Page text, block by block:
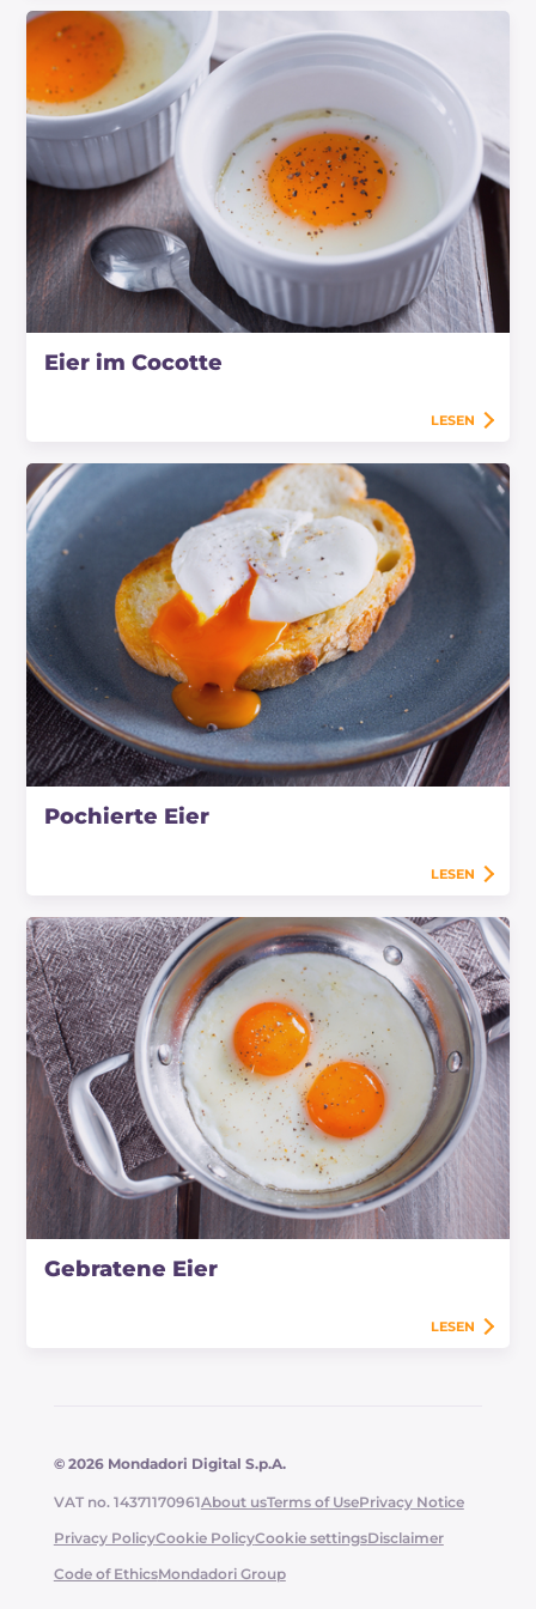
Eier im Cocotte
LESEN
Pochierte Eier
LESEN
Gebratene Eier
LESEN
© 2026 Mondadori Digital S.p.A.
VAT no. 14371170961About usTerms of UsePrivacy Notice
Privacy PolicyCookie PolicyCookie settingsDisclaimer
Code of EthicsMondadori Group